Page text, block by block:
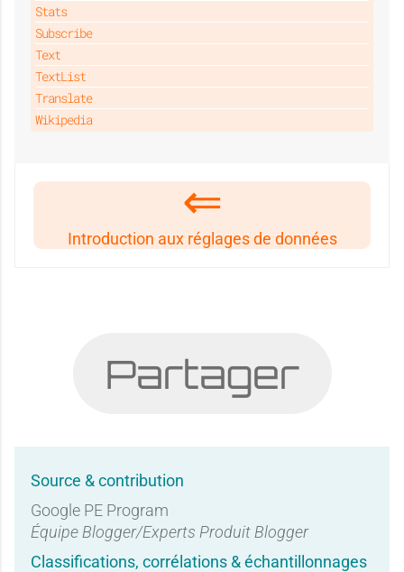
Stats
Subscribe
Text
TextList
Translate
Wikipedia
Introduction aux réglages de données
Partager
Source & contribution
Google PE Program
Équipe Blogger/Experts Produit Blogger
Classifications, corrélations & échantillonnages